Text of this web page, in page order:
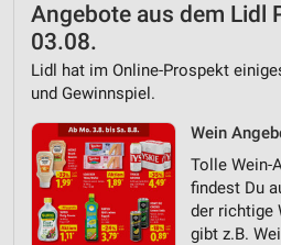
Angebote aus dem Lidl
03.08.
Lidl hat im Online-Prospekt
und Gewinnspiel.
Wein
Tolle Wein-
findest Du
der richtige
gibt z.B.